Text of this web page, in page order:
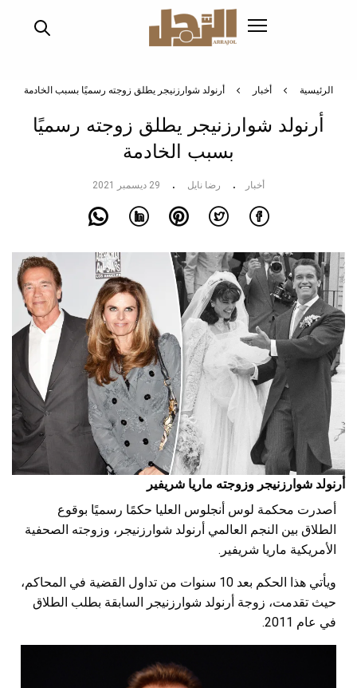
الرئيسية أخبار أرنولد شوارزنيجر يطلق زوجته رسميًا بسبب الخادمة
أرنولد شوارزنيجر يطلق زوجته رسميًا
بسبب الخادمة
أخبار رضا نايل 29 ديسمبر 2021
أرنولد شوارزنيجر وزوجته ماريا شريفير
أصدرت محكمة لوس أنجلوس العليا حكمًا رسميًا بوقوع
الطلاق بين النجم العالمي أرنولد شوارزنيجر، وزوجته الصحفية
الأمريكية ماريا شريفير.
ويأتي هذا الحكم بعد 10 سنوات من تداول القضية في المحاكم،
حيث تقدمت، زوجة أرنولد شوارزنيجر السابقة بطلب الطلاق
في عام 2011.